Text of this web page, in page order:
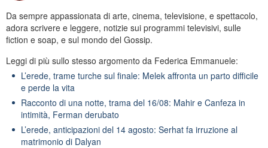
Da sempre appassionata di arte, cinema, televisione, e spettacolo,
adora scrivere e leggere, notizie sui programmi televisivi, sulle
fiction e soap, e sul mondo del Gossip.
Leggi di più sullo stesso argomento da Federica Emmanuele:
L’erede, trame turche sul finale: Melek affronta un parto difficile
e perde la vita
Racconto di una notte, trama del 16/08: Mahir e Canfeza in
intimità, Ferman derubato
L’erede, anticipazioni del 14 agosto: Serhat fa irruzione al
matrimonio di Dalyan